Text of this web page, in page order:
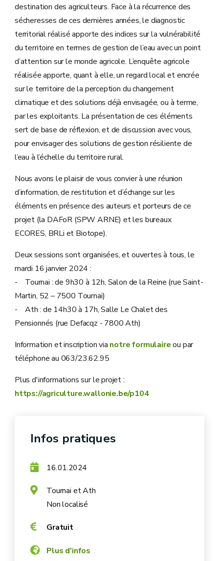
destination des agriculteurs. Face à la récurrence des
sécheresses de ces dernières années, le diagnostic
territorial réalisé apporte des indices sur la vulnérabilité
du territoire en termes de gestion de l’eau avec un point
d’attention sur le monde agricole. L’enquête agricole
réalisée apporte, quant à elle, un regard local et encrée
sur le territoire de la perception du changement
climatique et des solutions déjà envisagée, ou à terme,
par les exploitants. La présentation de ces éléments
sert de base de réflexion, et de discussion avec vous,
pour envisager des solutions de gestion résiliente de
l’eau à l’échelle du territoire rural.
Nous avons le plaisir de vous convier à une réunion
d’information, de restitution et d’échange sur les
éléments en présence des auteurs et porteurs de ce
projet (la DAFoR (SPW ARNE) et les bureaux
ECORES, BRLi et Biotope).
Deux sessions sont organisées, et ouvertes à tous, le
mardi 16 janvier 2024 :
- Tournai : de 9h30 à 12h, Salon de la Reine (rue Saint-
Martin, 52 – 7500 Tournai)
- Ath : de 14h30 à 17h, Salle Le Chalet des
Pensionnés (rue Defacqz - 7800 Ath)
Information et inscription via notre formulaireou par
téléphone au 063/23.62.95
Plus d'informations sur le projet :
https://agriculture.wallonie.be/p104
Infos pratiques
16.01.2024
Tournai et Ath
Non localisé
Gratuit
Plus d'infos